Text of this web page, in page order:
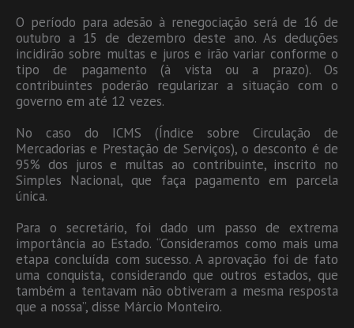
O período para adesão à renegociação será de 16 de
outubro a 15 de dezembro deste ano. As deduções
incidirão sobre multas e juros e irão variar conforme o
tipo de pagamento (à vista ou a prazo). Os
contribuintes poderão regularizar a situação com o
governo em até 12 vezes.
No caso do ICMS (Índice sobre Circulação de
Mercadorias e Prestação de Serviços), o desconto é de
95% dos juros e multas ao contribuinte, inscrito no
Simples Nacional, que faça pagamento em parcela
única.
Para o secretário, foi dado um passo de extrema
importância ao Estado. “Consideramos como mais uma
etapa concluída com sucesso. A aprovação foi de fato
uma conquista, considerando que outros estados, que
também a tentavam não obtiveram a mesma resposta
que a nossa”, disse Márcio Monteiro.